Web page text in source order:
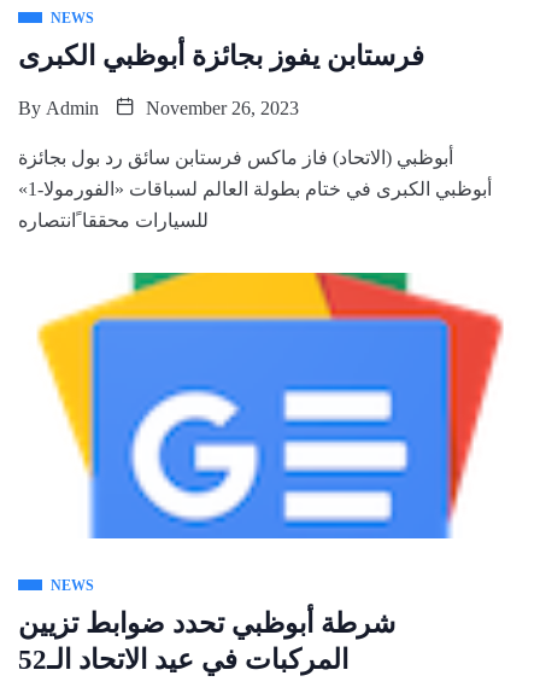
NEWS
فرستابن يفوز بجائزة أبوظبي الكبرى
By Admin November 26, 2023
أبوظبي (الاتحاد) فاز ماكس فرستابن سائق رد بول بجائزة
أبوظبي الكبرى في ختام بطولة العالم لسباقات «الفورمولا-1»
للسيارات محققا ًانتصاره
NEWS
شرطة أبوظبي تحدد ضوابط تزيين
المركبات في عيد الاتحاد الـ52